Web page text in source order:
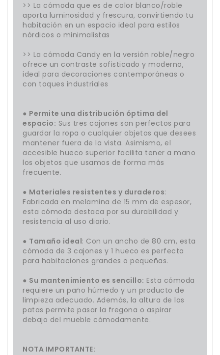
>> La cómoda que es de color blanco/roble
aporta luminosidad y frescura, convirtiendo tu
habitación en un espacio ideal para estilos
nórdicos o minimalistas
>> La cómoda Candy en la versión roble/negro
ofrece un contraste sofisticado y moderno,
ideal para decoraciones contemporáneas o
con toques industriales
● Permite una distribución óptima del
espacio: Sus tres cajones son perfectos para
guardar la ropa o cualquier objetos que desees
mantener fuera de la vista. Asimismo, el
accesible hueco superior facilita tener a mano
los objetos que usamos de forma más
frecuente.
● Materiales resistentes y duraderos:
Fabricada en melamina de 15 mm de espesor,
esta cómoda destaca por su durabilidad y
resistencia al uso diario.
● Tamaño ideal: Con un ancho de 80 cm, esta
cómoda de 3 cajones y 1 hueco es perfecta
para habitaciones grandes o pequeñas.
● Su mantenimiento es sencillo: Esta cómoda
requiere un paño húmedo y un producto de
limpieza adecuado. Además, la altura de las
patas permite pasar la fregona o aspirar
debajo del mueble cómodamente.
NOTA IMPORTANTE: